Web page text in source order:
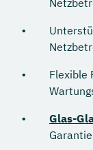
Flexible
Glas-
Garantie